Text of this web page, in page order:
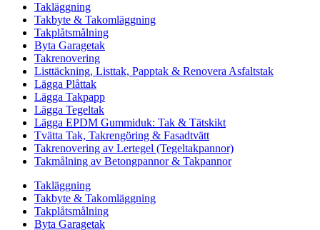
Takläggning
Takbyte & Takomläggning
Takplåtsmålning
Byta Garagetak
Takrenovering
Listtäckning, Listtak, Papptak & Renovera Asfaltstak
Lägga Plåttak
Lägga Takpapp
Lägga Tegeltak
Lägga EPDM Gummiduk: Tak & Tätskikt
Tvätta Tak, Takrengöring & Fasadtvätt
Takrenovering av Lertegel (Tegeltakpannor)
Takmålning av Betongpannor & Takpannor
Takläggning
Takbyte & Takomläggning
Takplåtsmålning
Byta Garagetak